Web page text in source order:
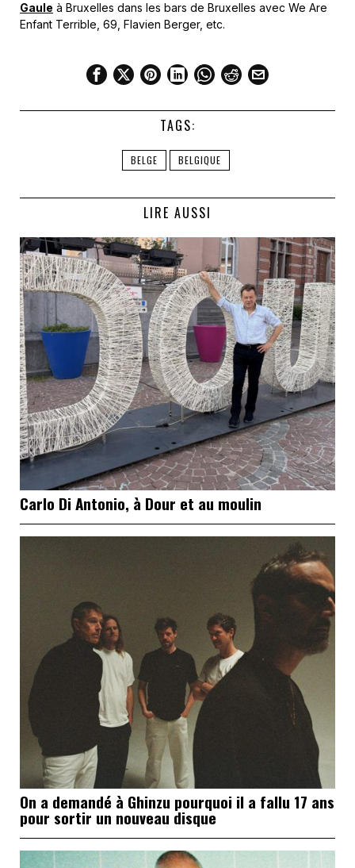
Gaule à Bruxelles dans les bars de Bruxelles avec We Are
Enfant Terrible, 69, Flavien Berger, etc.
TAGS:
BELGE BELGIQUE
LIRE AUSSI
Carlo Di Antonio, à Dour et au moulin
On a demandé à Ghinzu pourquoi il a fallu 17 ans
pour sortir un nouveau disque